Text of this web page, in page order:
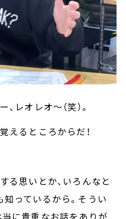
レオレオ～（笑）。
えるところからだ！
る思いとか、いろんなと
っているから。そうい
に貴重なお話をありが